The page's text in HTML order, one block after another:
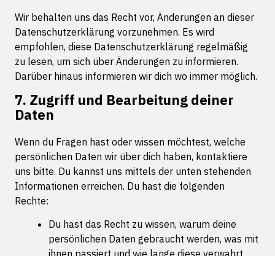
Wir behalten uns das Recht vor, Änderungen an dieser
Datenschutzerklärung vorzunehmen. Es wird
empfohlen, diese Datenschutzerklärung regelmäßig
zu lesen, um sich über Änderungen zu informieren.
Darüber hinaus informieren wir dich wo immer möglich.
7. Zugriff und Bearbeitung deiner
Daten
Wenn du Fragen hast oder wissen möchtest, welche
persönlichen Daten wir über dich haben, kontaktiere
uns bitte. Du kannst uns mittels der unten stehenden
Informationen erreichen. Du hast die folgenden
Rechte:
Du hast das Recht zu wissen, warum deine
persönlichen Daten gebraucht werden, was mit
ihnen passiert und wie lange diese verwahrt